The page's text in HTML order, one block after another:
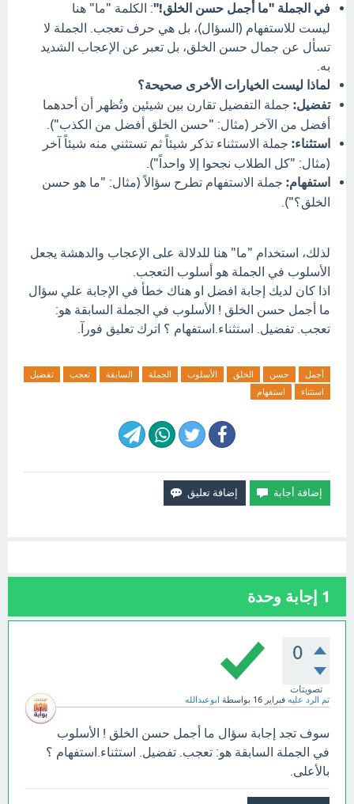
في الجملة "ما أجمل حسن الخلق!": الكلمة "ما" هنا
ليست للاستفهام (السؤال)، بل هي حرف تعجب. الجملة لا
تسأل عن جمال حسن الخلق، بل تعبر عن الإعجاب الشديد
به.
لماذا ليست الخيارات الأخرى صحيحة؟
تفضيل: جملة التفضيل تقارن بين شيئين وتُظهر أن أحدهما
أفضل من الآخر (مثال: "حسن الخلق أفضل من الكذب").
استثناء: جملة الاستثناء تذكر شيئاً ثم تستثني منه شيئاً آخر
(مثال: "كل الطلاب نجحوا إلا واحداً").
استفهام: جملة الاستفهام تطرح سؤالاً (مثال: "ما هو حسن
الخلق؟").
لذلك، استخدام "ما" هنا للدلالة على الإعجاب والدهشة يجعل
الأسلوب في الجملة هو أسلوب التعجب.
اذا كان لديك إجابة افضل او هناك خطأ في الإجابة علي سؤال
ما أجمل حسن الخلق ! الأسلوب في الجملة السابقة هو:
تعجب. تفضيل. استثناء.استفهام ؟ اترك تعليق فورآ.
أجمل حسن الخلق الأسلوب الجملة السابقة تعجب
تفضيل
استثناء
استفهام
1 إجابة وحدة
0
تصويتات
تم الرد عليه فبراير 16 بواسطة ابوعبدالله
سوف تجد إجابة سؤال ما أجمل حسن الخلق ! الأسلوب
في الجملة السابقة هو: تعجب. تفضيل. استثناء.استفهام ؟
بالأعلى.